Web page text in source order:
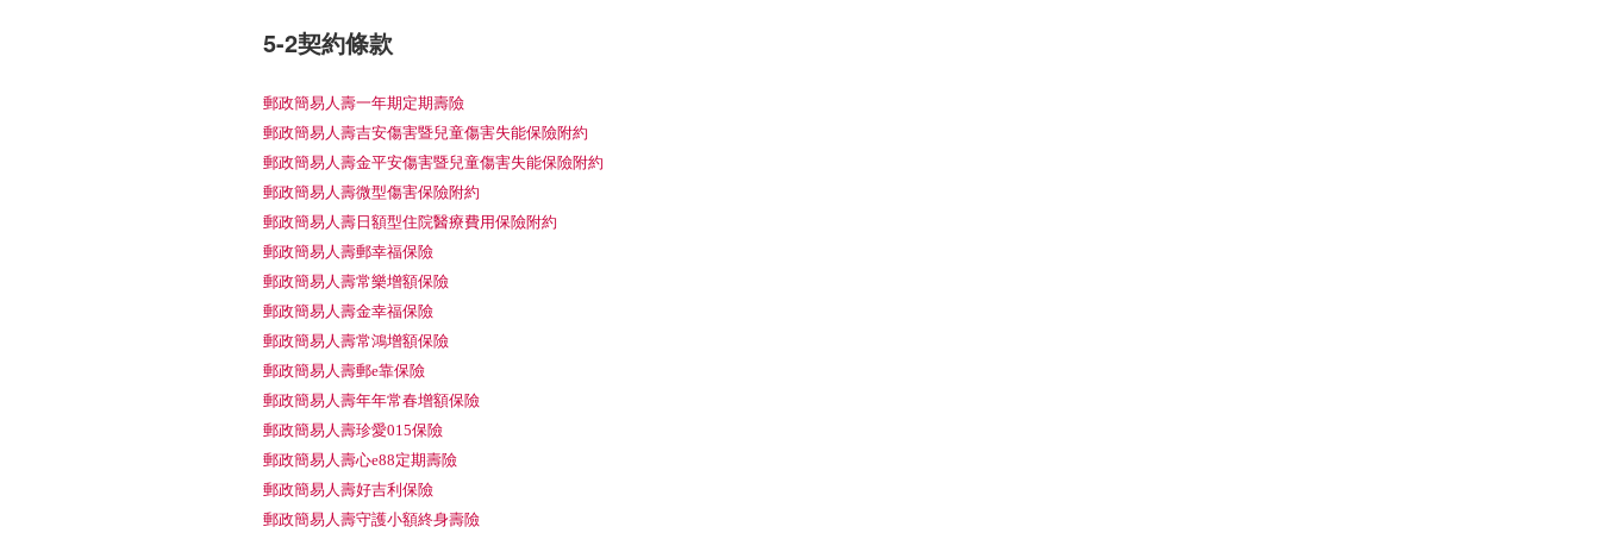
5-2契約條款
郵政簡易人壽一年期定期壽險
郵政簡易人壽吉安傷害暨兒童傷害失能保險附約
郵政簡易人壽金平安傷害暨兒童傷害失能保險附約
郵政簡易人壽微型傷害保險附約
郵政簡易人壽日額型住院醫療費用保險附約
郵政簡易人壽郵幸福保險
郵政簡易人壽常樂增額保險
郵政簡易人壽金幸福保險
郵政簡易人壽常鴻增額保險
郵政簡易人壽郵e靠保險
郵政簡易人壽年年常春增額保險
郵政簡易人壽珍愛015保險
郵政簡易人壽心e88定期壽險
郵政簡易人壽好吉利保險
郵政簡易人壽守護小額終身壽險